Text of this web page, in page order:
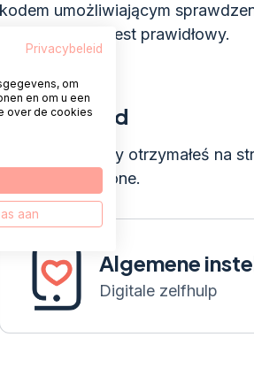
kodem umożliwiającym
komórkowego jest prawidłowy.
Wpisz kod
Wpisz kod, który otrzymałeś na
zostało utworzone.
Algemene
Digitale zelfhulp
Privacybeleid
om
en om u een
over de cookies
aan